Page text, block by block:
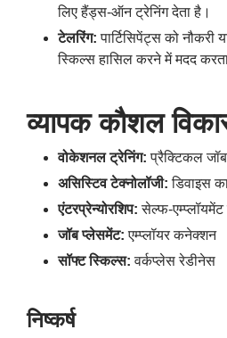
लिए हैंड्स-ऑन ट्रेनिंग देता है।
टेलरिंग:पार्टिसिपेंट्स को नौकरी
स्किल्स हासिल करने में मदद
व्यापक कौशल
वोकेशनल ट्रेनिंग:प्रैक्टिकल
असिस्टिव टेक्नोलॉजी:डिवाइस
एंटरप्रेन्योरशिप:सेल्फ-एम्प्लॉयमेंट
जॉब प्लेसमेंट:एम्प्लॉयर कनेक्शन
सॉफ्ट स्किल्स:वर्कप्लेस रेडीनेस
निष्कर्ष